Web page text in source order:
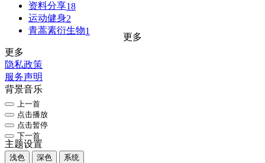
资料分享18
运动健身2
青蒿素衍生物1
更多
更多
隐私政策
服务声明
背景音乐
上一首
点击播放
点击暂停
下一首
主题设置
浅色 深色
系统